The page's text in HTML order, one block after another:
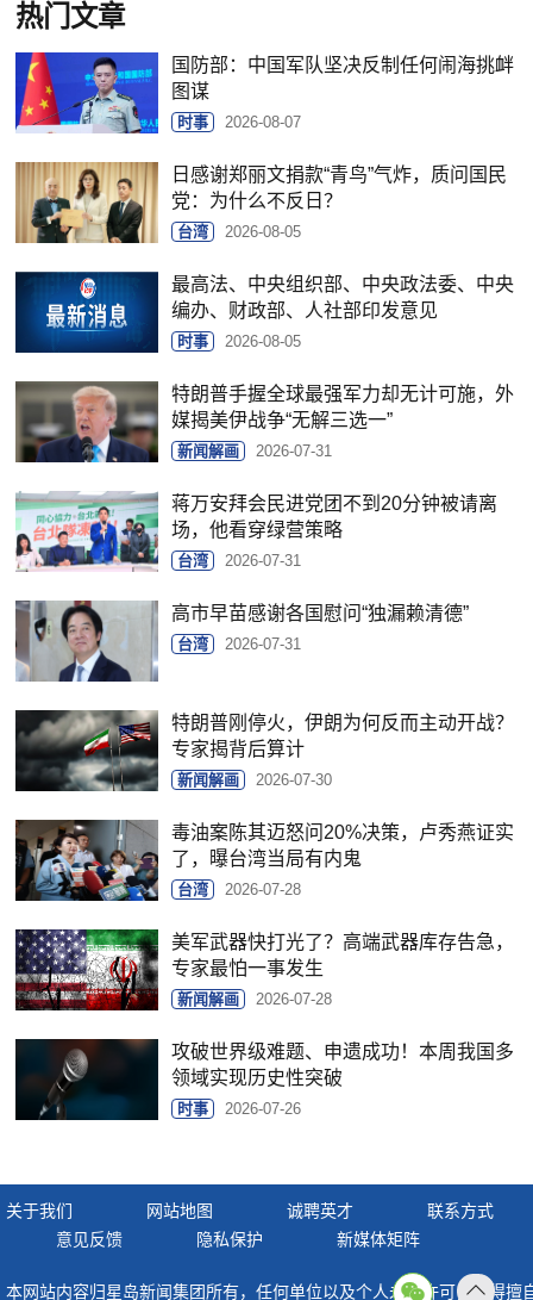
热门文章
国防部：中国军队坚决反制任何闹海挑衅
图谋
时事 2026-08-07
日感谢郑丽文捐款“青鸟”气炸，质问国民
党：为什么不反日？
台湾 2026-08-05
最高法、中央组织部、中央政法委、中央
编办、财政部、人社部印发意见
时事 2026-08-05
特朗普手握全球最强军力却无计可施，外
媒揭美伊战争“无解三选一”
新闻解画 2026-07-31
蒋万安拜会民进党团不到20分钟被请离
场，他看穿绿营策略
台湾 2026-07-31
高市早苗感谢各国慰问“独漏赖清德”
台湾 2026-07-31
特朗普刚停火，伊朗为何反而主动开战？
专家揭背后算计
新闻解画 2026-07-30
毒油案陈其迈怒问20%决策，卢秀燕证实
了，曝台湾当局有内鬼
台湾 2026-07-28
美军武器快打光了？高端武器库存告急，
专家最怕一事发生
新闻解画 2026-07-28
攻破世界级难题、申遗成功！本周我国多
领域实现历史性突破
时事 2026-07-26
关于我们 网站地图 诚聘英才
联系方式
意见反馈
隐私保护 新媒体矩阵
本网站内容归星岛新闻集团所有，任何单位以及个人未经许可，不得擅